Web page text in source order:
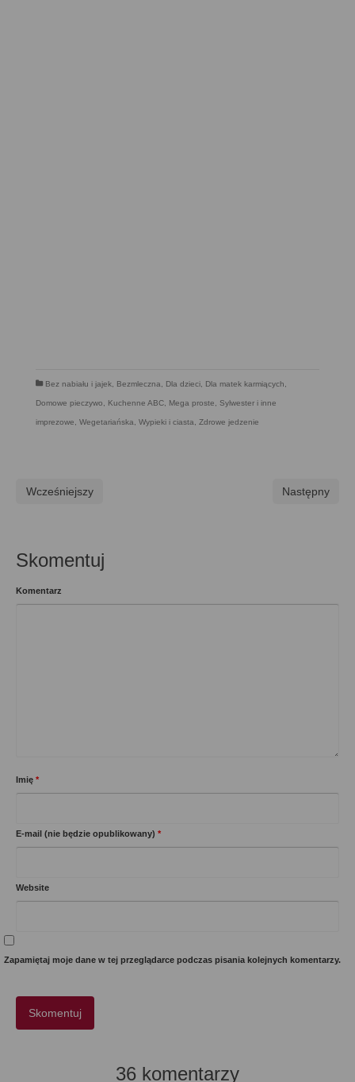
Bez nabiału i jajek Bezmleczna Dla dzieci Dla matek karmiących
Domowe pieczywo Kuchenne ABC Mega proste Sylwester i inne
imprezowe Wegetariańska Wypieki i ciasta Zdrowe jedzenie
Wcześniejszy Następny
Skomentuj
Komentarz
Imię *
E-mail (nie będzie opublikowany) *
Website
Zapamiętaj moje dane w tej przeglądarce podczas pisania kolejnych komentarzy.
36 komentarzy